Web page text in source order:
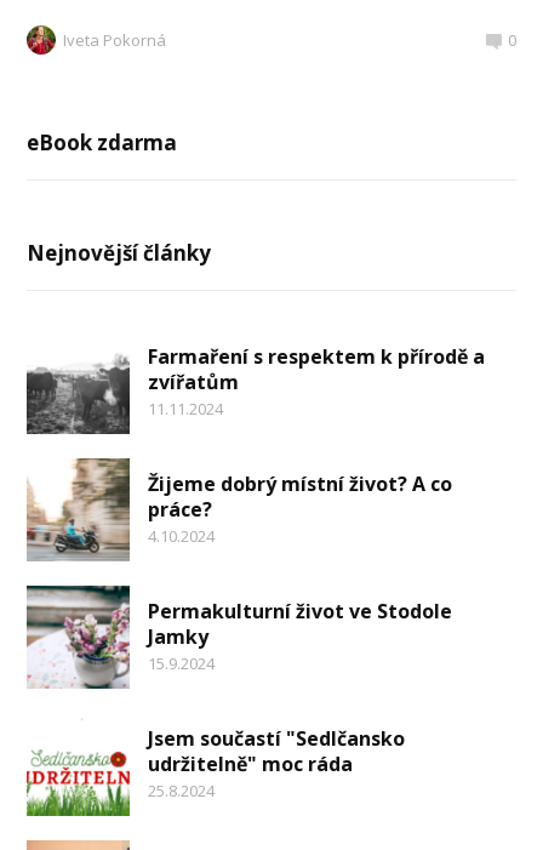
Iveta Pokorná 0
eBook zdarma
Nejnovější články
Farmaření s respektem k přírodě a
zvířatům
11.11.2024
Žijeme dobrý místní život? A co
práce?
4.10.2024
Permakulturní život ve Stodole
Jamky
15.9.2024
Jsem součastí "Sedlčansko
udržitelně" moc ráda
25.8.2024